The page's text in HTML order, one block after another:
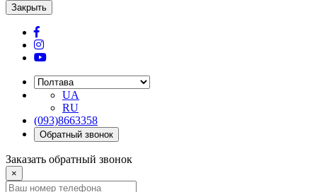
Закрыть
UA
RU
(093)8663358
Обратный звонок
Заказать обратный звонок
×